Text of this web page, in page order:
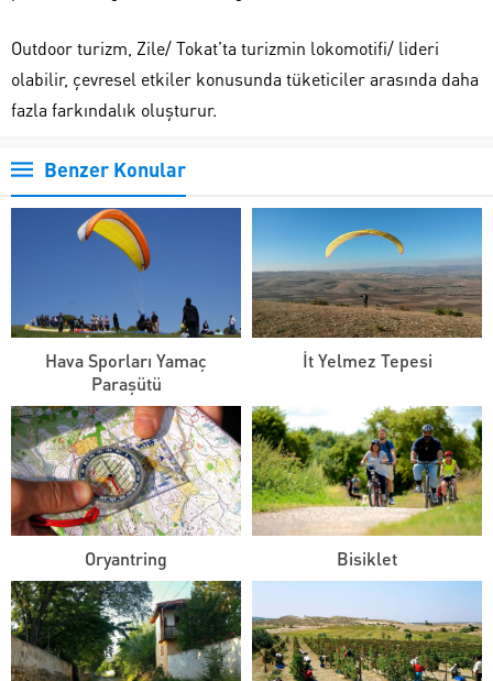
Outdoor turizm, Zile/ Tokat’ta turizmin lokomotifi/ lideri
olabilir, çevresel etkiler konusunda tüketiciler arasında daha
fazla farkındalık oluşturur.
Benzer Konular
Hava Sporları Yamaç
Paraşütü
İt Yelmez Tepesi
Oryantring Bisiklet